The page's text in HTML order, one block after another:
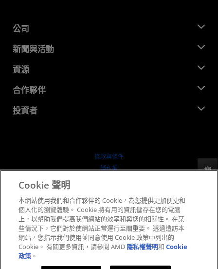
反馈
公司
關於 AMD
企業責任
招聘
聯絡我們
新聞與活動
新聞室
媒體庫
資源
開發者中心
案例研究
合作夥伴
AMD 合作夥伴中心
投資者
條款與條件
隱私權
公平公開競爭
英國稅務策略
Cookie 政策
Cookie 設定
Cookie 聲明
本網站使用我們和合作夥伴的 Cookie，為您提供更加便捷和
個人化的瀏覽體驗。 Cookie 將有用的資訊儲存在您的電腦
上，以幫助我們提高我們網站的效率和與您的相關性。 在某
些情況下，它們對於使網站正常運行至關重要。 透過造訪本
網站，您指示我們使用並同意使用 Cookie 政策中列出的
Cookie。 有關更多資訊，請參閱 AMD 隱私權聲明和Cookie
政策 。